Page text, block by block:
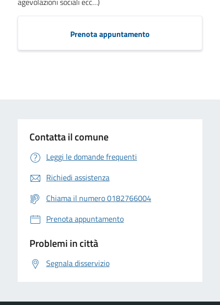
Prenota appuntamento
Contatta il comune
Leggi le domande frequenti
Richiedi assistenza
Chiama il numero 0182766004
Prenota appuntamento
Problemi in città
Segnala disservizio